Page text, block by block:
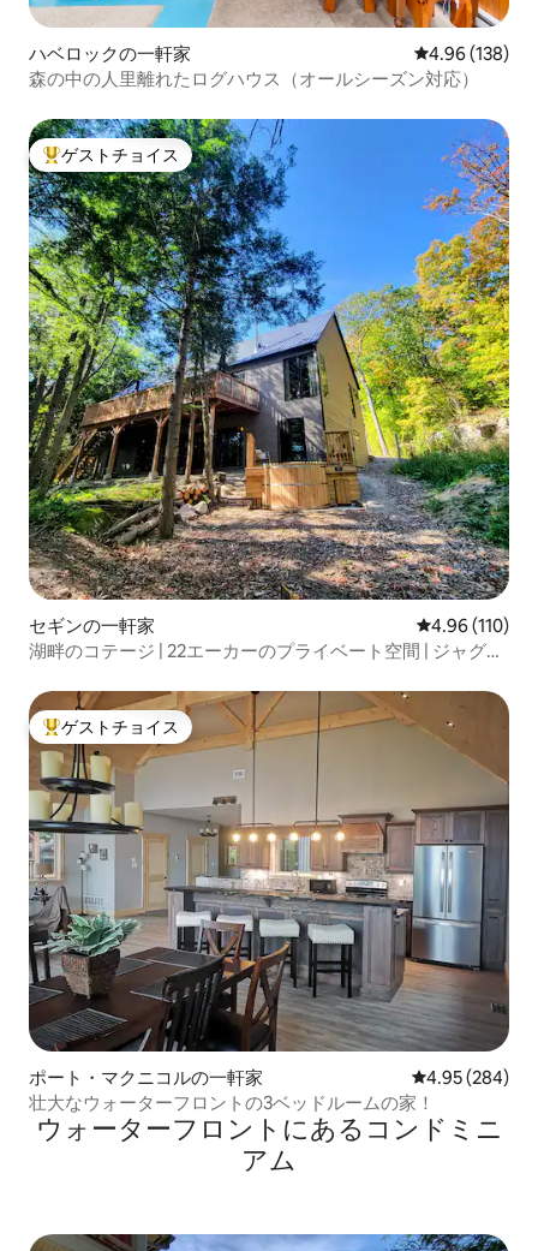
ハベロックの一軒家 レビュー138
4.96 (138)
森の中の人里離れたログハウス（オールシーズン対応）
大好評のゲストチョイスです。
ゲストチョイス
セギンの一軒家 レビュー110
4.96 (110)
湖畔のコテージ | 22エーカーのプライベート空間 | ジャグジ
大好評のゲストチョイスです。
ゲストチョイス
ポート・マクニコルの一軒家 レビュー284
4.95 (284)
壮大なウォーターフロントの3ベッドルームの家！
ウォーターフロントにあるコンドミニ
アム